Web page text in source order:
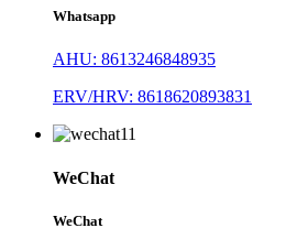
Whatsapp
AHU: 8613246848935
ERV/HRV: 8618620893831
WeChat
WeChat